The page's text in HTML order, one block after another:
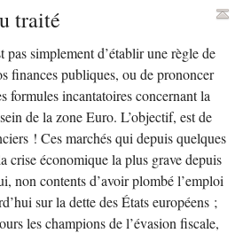
traité
pas simplement d’établir une règle de
finances publiques, ou de prononcer
formules incantatoires concernant la
de la zone Euro. L’objectif, est de
! Ces marchés qui depuis quelques
crise économique la plus grave depuis
non contents d’avoir plombé l’emploi
sur la dette des États européens ;
les champions de l’évasion fiscale,